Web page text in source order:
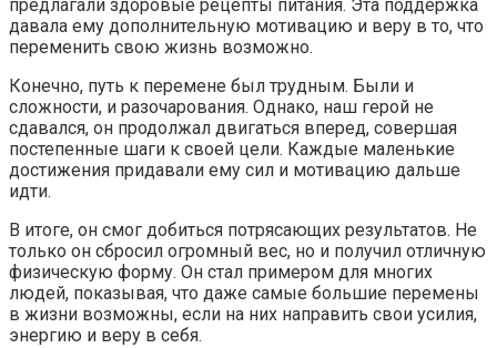
предлагали здоровые рецепты питания. Эта поддержка
давала ему дополнительную мотивацию и веру в то, что
переменить свою жизнь возможно.
Конечно, путь к перемене был трудным. Были и
сложности, и разочарования. Однако, наш герой не
сдавался, он продолжал двигаться вперед, совершая
постепенные шаги к своей цели. Каждые маленькие
достижения придавали ему сил и мотивацию дальше
идти.
В итоге, он смог добиться потрясающих результатов. Не
только он сбросил огромный вес, но и получил отличную
физическую форму. Он стал примером для многих
людей, показывая, что даже самые большие перемены
в жизни возможны, если на них направить свои усилия,
энергию и веру в себя.